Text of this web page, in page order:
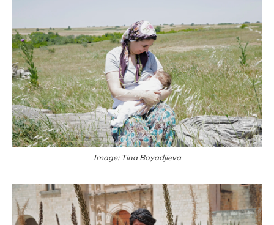
Image: Tina Boyadjieva